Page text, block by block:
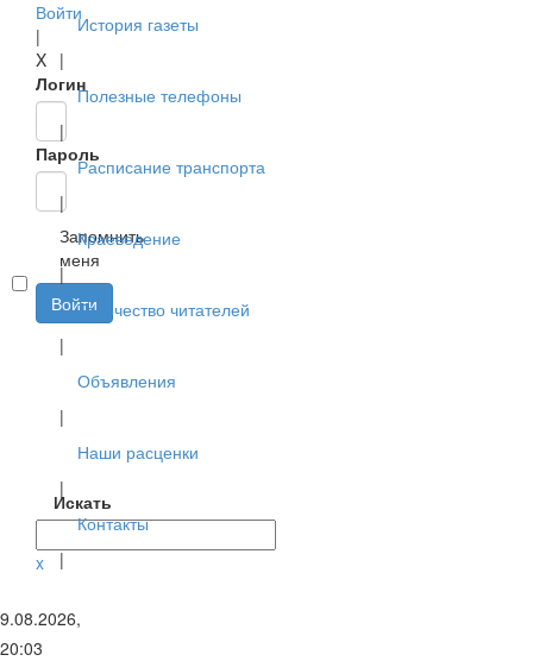
Войти
|
X
Логин
Пароль
Запомнить
меня
Войти
Искать
x
История газеты
|
Полезные телефоны
|
Расписание транспорта
|
Краеведение
|
Творчество читателей
|
Объявления
|
Наши расценки
|
Контакты
|
9.08.2026,
20:03